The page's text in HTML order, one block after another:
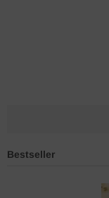
Bestseller